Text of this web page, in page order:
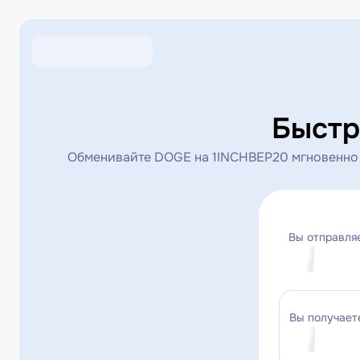
Обменивайте DOGE на 1INCHBEP20
Вы
Вы